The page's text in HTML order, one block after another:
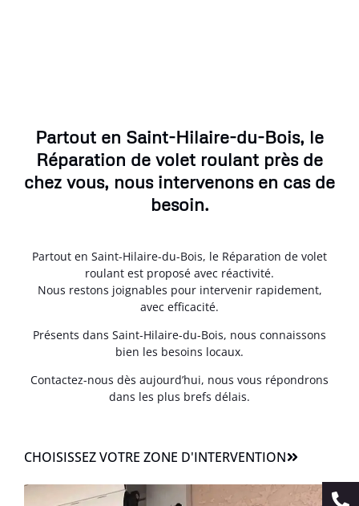
Partout en Saint-Hilaire-du-Bois, le
Réparation de volet roulant près de
chez vous, nous intervenons en cas de
besoin.
Partout en Saint-Hilaire-du-Bois, le Réparation de volet
roulant est proposé avec réactivité.
Nous restons joignables pour intervenir rapidement,
avec efficacité.
Présents dans Saint-Hilaire-du-Bois, nous connaissons
bien les besoins locaux.
Contactez-nous dès aujourd’hui, nous vous répondrons
dans les plus brefs délais.
CHOISISSEZ VOTRE ZONE D'INTERVENTION